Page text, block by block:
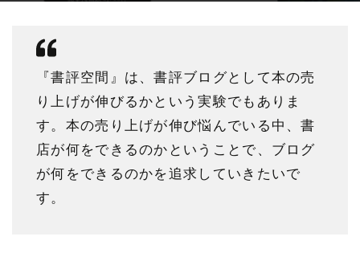
『書評空間』は、書評ブログとして本の売
り上げが伸びるかという実験でもありま
す。本の売り上げが伸び悩んでいる中、書
店が何をできるのかということで、ブログ
が何をできるのかを追求していきたいで
す。